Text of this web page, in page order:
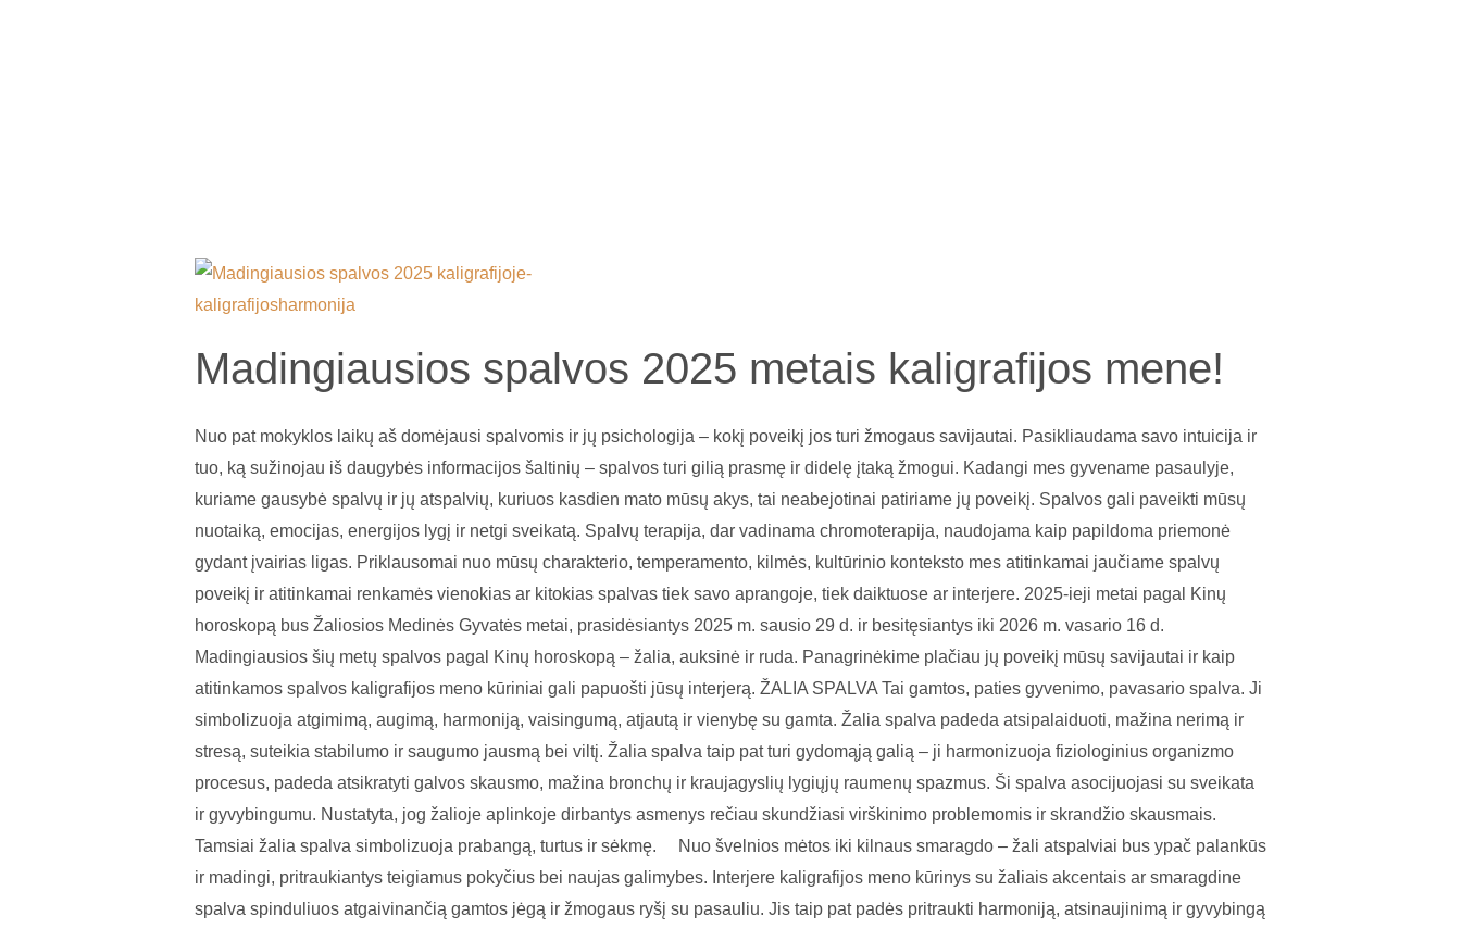
Madingiausios spalvos 2025 metais kaligrafijos mene!
Nuo pat mokyklos laikų aš domėjausi spalvomis ir jų psichologija – kokį poveikį jos turi žmogaus savijautai. Pasikliaudama savo intuicija ir
tuo, ką sužinojau iš daugybės informacijos šaltinių – spalvos turi gilią prasmę ir didelę įtaką žmogui. Kadangi mes gyvename pasaulyje,
kuriame gausybė spalvų ir jų atspalvių, kuriuos kasdien mato mūsų akys, tai neabejotinai patiriame jų poveikį. Spalvos gali paveikti mūsų
nuotaiką, emocijas, energijos lygį ir netgi sveikatą. Spalvų terapija, dar vadinama chromoterapija, naudojama kaip papildoma priemonė
gydant įvairias ligas. Priklausomai nuo mūsų charakterio, temperamento, kilmės, kultūrinio konteksto mes atitinkamai jaučiame spalvų
poveikį ir atitinkamai renkamės vienokias ar kitokias spalvas tiek savo aprangoje, tiek daiktuose ar interjere. 2025-ieji metai pagal Kinų
horoskopą bus Žaliosios Medinės Gyvatės metai, prasidėsiantys 2025 m. sausio 29 d. ir besitęsiantys iki 2026 m. vasario 16 d.
Madingiausios šių metų spalvos pagal Kinų horoskopą – žalia, auksinė ir ruda. Panagrinėkime plačiau jų poveikį mūsų savijautai ir kaip
atitinkamos spalvos kaligrafijos meno kūriniai gali papuošti jūsų interjerą. ŽALIA SPALVA Tai gamtos, paties gyvenimo, pavasario spalva. Ji
simbolizuoja atgimimą, augimą, harmoniją, vaisingumą, atjautą ir vienybę su gamta. Žalia spalva padeda atsipalaiduoti, mažina nerimą ir
stresą, suteikia stabilumo ir saugumo jausmą bei viltį. Žalia spalva taip pat turi gydomąją galią – ji harmonizuoja fiziologinius organizmo
procesus, padeda atsikratyti galvos skausmo, mažina bronchų ir kraujagyslių lygiųjų raumenų spazmus. Ši spalva asocijuojasi su sveikata
ir gyvybingumu. Nustatyta, jog žalioje aplinkoje dirbantys asmenys rečiau skundžiasi virškinimo problemomis ir skrandžio skausmais.⠀
Tamsiai žalia spalva simbolizuoja prabangą, turtus ir sėkmę. ⠀ Nuo švelnios mėtos iki kilnaus smaragdo – žali atspalviai bus ypač palankūs
ir madingi, pritraukiantys teigiamus pokyčius bei naujas galimybes. Interjere kaligrafijos meno kūrinys su žaliais akcentais ar smaragdine
spalva spinduliuos atgaivinančią gamtos jėgą ir žmogaus ryšį su pasauliu. Jis taip pat padės pritraukti harmoniją, atsinaujinimą ir gyvybingą
Madingiausios
spalvos
metais
mene!